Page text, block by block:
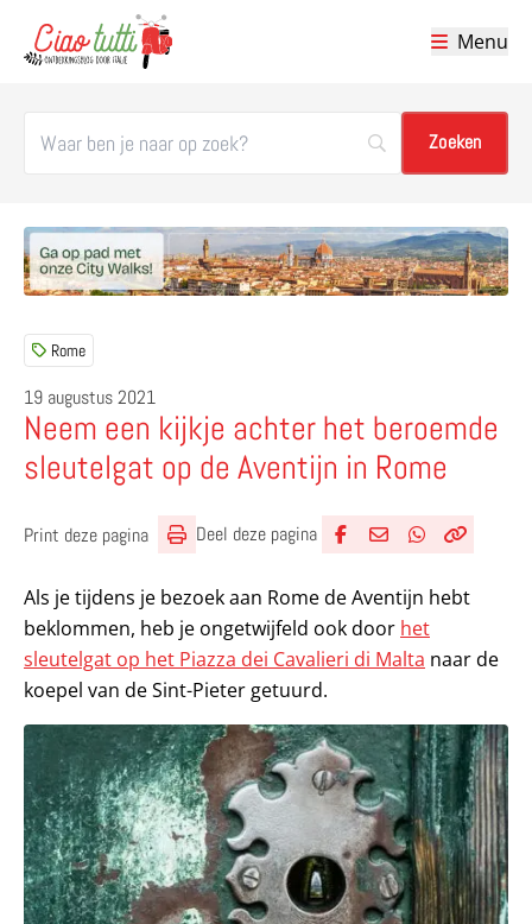
Menu
Rome
19 augustus 2021
Neem een kijkje achter het beroemde
sleutelgat op de Aventijn in Rome
Print deze pagina Deel deze pagina
Als je tijdens je bezoek aan Rome de Aventijn hebt
beklommen, heb je ongetwijfeld ook door het
sleutelgat op het Piazza dei Cavalieri di Malta naar de
koepel van de Sint-Pieter getuurd.